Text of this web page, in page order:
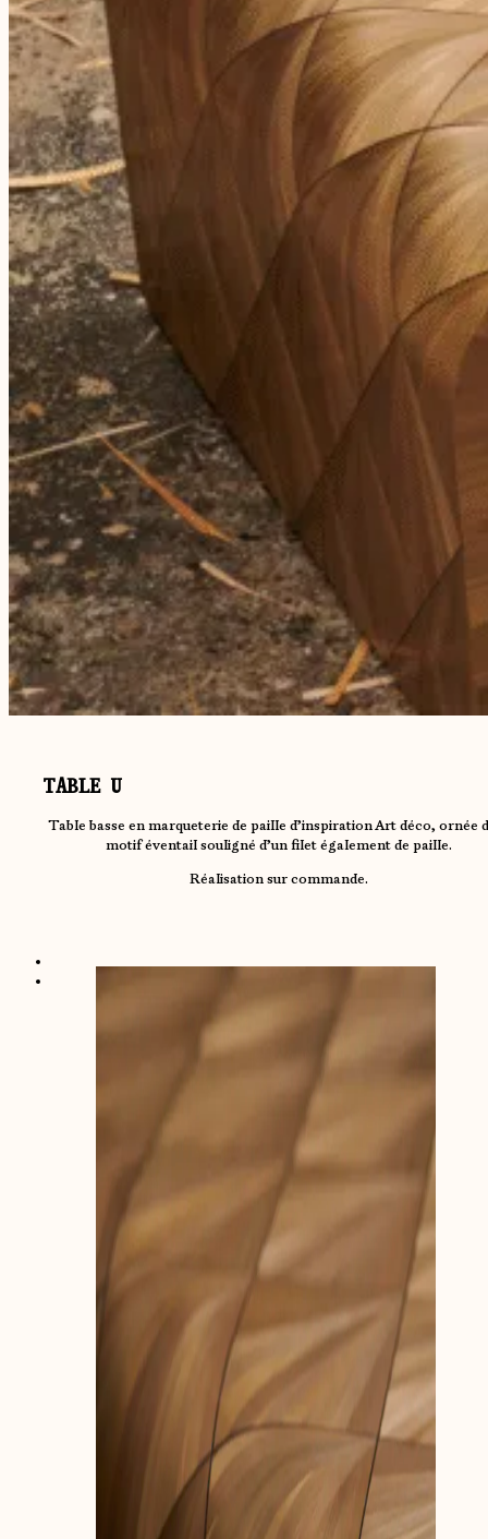
TABLE U
Table basse en marqueterie de paille d’inspiration Art déco, ornée
motif éventail souligné d’un filet également de paille.
Réalisation sur commande.